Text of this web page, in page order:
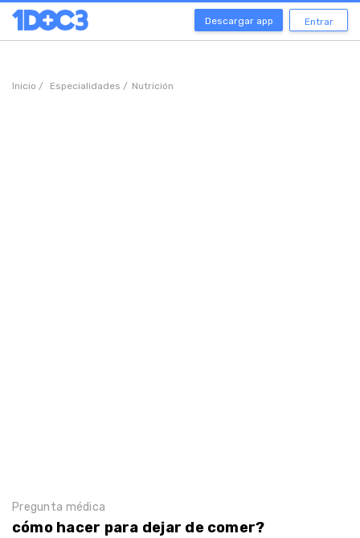
Descargar app Entrar
Inicio / Especialidades / Nutrición
Pregunta médica
cómo hacer para dejar de comer?